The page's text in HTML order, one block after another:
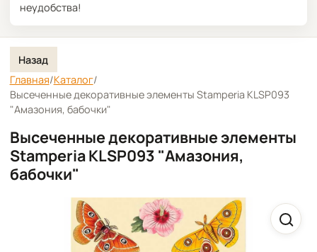
неудобства!
Назад
Главная/Каталог/
Высеченные декоративные элементы Stamperia KLSP093
"Амазония, бабочки"
Высеченные декоративные элементы
Stamperia KLSP093 "Амазония,
бабочки"